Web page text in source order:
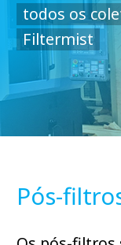
todos os
Filtermist
Pós-